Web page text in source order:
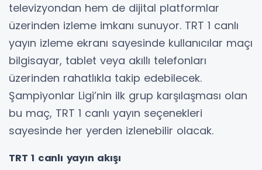
televizyondan hem de dijital platformlar
üzerinden izleme imkanı sunuyor. TRT 1 canlı
yayın izleme ekranı sayesinde kullanıcılar maçı
bilgisayar, tablet veya akıllı telefonları
üzerinden rahatlıkla takip edebilecek.
Şampiyonlar Ligi’nin ilk grup karşılaşması olan
bu maç, TRT 1 canlı yayın seçenekleri
sayesinde her yerden izlenebilir olacak.
TRT 1 canlı yayın akışı